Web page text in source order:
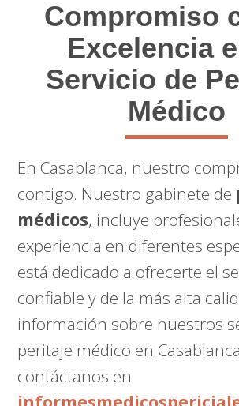
Compromiso
Excelencia
Servicio de
Médico
En Casablanca, nuestro
contigo. Nuestro gabinete de
médicos, incluye
experiencia en diferentes
está dedicado a ofrecerte el
confiable y de la más alta
información sobre nuestros
peritaje médico en
contáctanos en